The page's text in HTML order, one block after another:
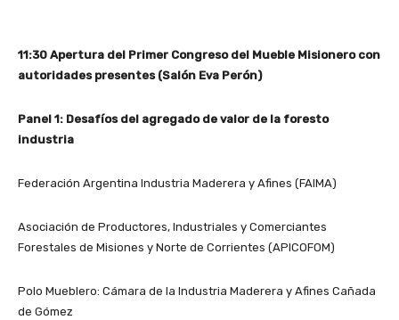
11:30 Apertura del Primer Congreso del Mueble Misionero con
autoridades presentes (Salón Eva Perón)
Panel 1: Desafíos del agregado de valor de la foresto
industria
Federación Argentina Industria Maderera y Afines (FAIMA)
Asociación de Productores, Industriales y Comerciantes
Forestales de Misiones y Norte de Corrientes (APICOFOM)
Polo Mueblero: Cámara de la Industria Maderera y Afines Cañada
de Gómez